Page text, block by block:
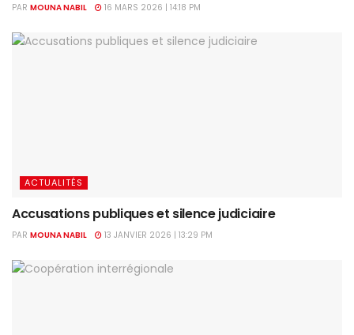
PAR MOUNA NABIL 16 MARS 2026 | 14:18 PM
ACTUALITÉS
Accusations publiques et silence judiciaire
PAR MOUNA NABIL 13 JANVIER 2026 | 13:29 PM